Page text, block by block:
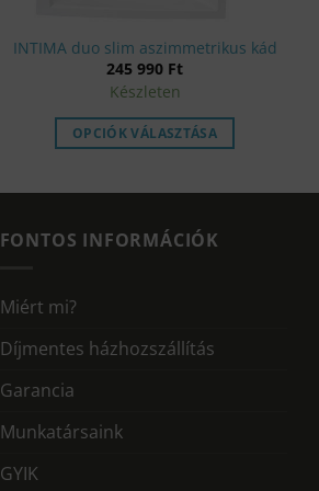
INTIMA duo slim aszimmetrikus kád
245 990 Ft
Készleten
OPCIÓK VÁLASZTÁSA
FONTOS INFORMÁCIÓK
Miért mi?
Díjmentes házhozszállítás
Garancia
Munkatársaink
GYIK